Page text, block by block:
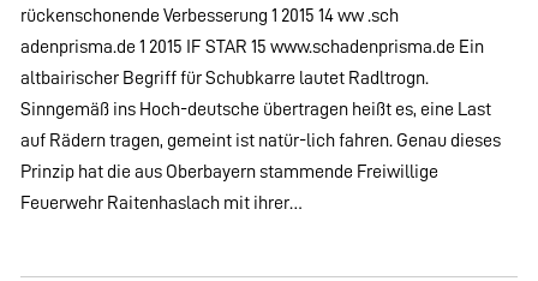
rückenschonende Verbesserung 1 2015 14 ww .sch
adenprisma.de 1 2015 IF STAR 15 www.schadenprisma.de Ein
altbairischer Begriff für Schubkarre lautet Radltrogn.
Sinngemäß ins Hoch-deutsche übertragen heißt es, eine Last
auf Rädern tragen, gemeint ist natür-lich fahren. Genau dieses
Prinzip hat die aus Oberbayern stammende Freiwillige
Feuerwehr Raitenhaslach mit ihrer…